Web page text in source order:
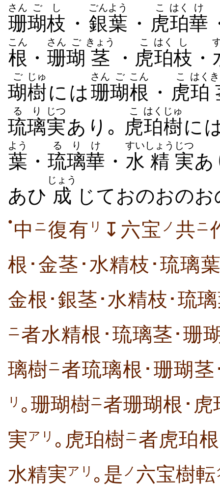
珊
さん
瑚
ご
枝
し
・ 銀
ごん
葉
よう
・ 虎
こ
珀
はく
華
け
根
こん
・ 珊
さん
瑚
ご
茎
きょう
・ 虎
こ
珀
はく
枝
し
・
瑚
ご
樹
じゅ
には珊
さん
瑚
ご
根
こん
・ 虎
こ
珀
はく
琉璃
るり
実
じつ
あり｡ 虎
こ
珀
はく
樹
じゅ
に
葉
よう
・ 琉璃
るり
華
け
・ 水
すい
精
しょう
実
じつ
あ
あひ 成
じょう
じておのおの
● 中 ニ復有 リ ↧六宝 ノ 共ニ
根･金茎･水精枝･琉璃
金根･銀茎･水精枝･琉
ニ者水精根･琉璃茎･珊
璃樹ニ者琉璃根･珊瑚
リ ｡珊瑚樹ニ者珊瑚根･虎
実アリ ｡虎珀樹ニ者虎珀
水精実アリ ｡是 ノ 六宝樹転